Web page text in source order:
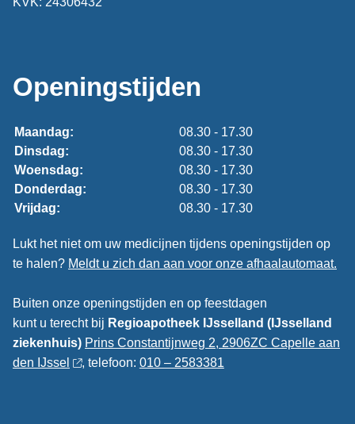
Openingstijden
Maandag:
08.30 - 17.30
Dinsdag:
08.30 - 17.30
Woensdag:
08.30 - 17.30
Donderdag:
08.30 - 17.30
Vrijdag:
08.30 - 17.30
Lukt het niet om uw medicijnen tijdens openingstijden op
te halen? Meldt u zich dan aan voor onze afhaalautomaat.
Buiten onze openingstijden en op feestdagen
kunt u terecht bij Regioapotheek IJsselland (IJsselland
ziekenhuis) Prins Constantijnweg 2, 2906ZC Capelle aan
den IJssel
, telefoon: 010 – 2583381